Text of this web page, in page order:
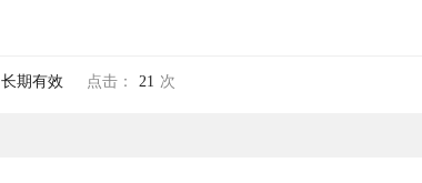
长期有效 点击： 21 次